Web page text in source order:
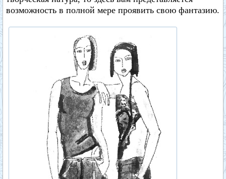
возможность в полной мере проявить свою фантазию.